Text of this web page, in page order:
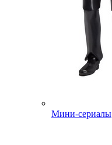
Мини-сериалы